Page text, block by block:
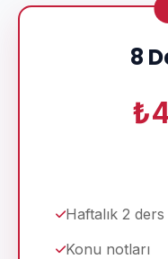
8
Haftalık 2 ders
Konu notları